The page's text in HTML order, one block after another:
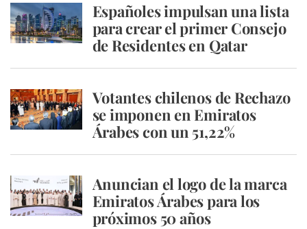
Españoles impulsan una lista
para crear el primer Consejo
de Residentes en Qatar
Votantes chilenos de Rechazo
se imponen en Emiratos
Árabes con un 51,22%
Anuncian el logo de la marca
Emiratos Árabes para los
próximos 50 años